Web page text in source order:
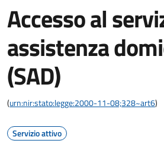
Accesso al
assistenza
(SAD)
(urn:nir:stato:legge:2000-11-08;328~art6)
Servizio attivo